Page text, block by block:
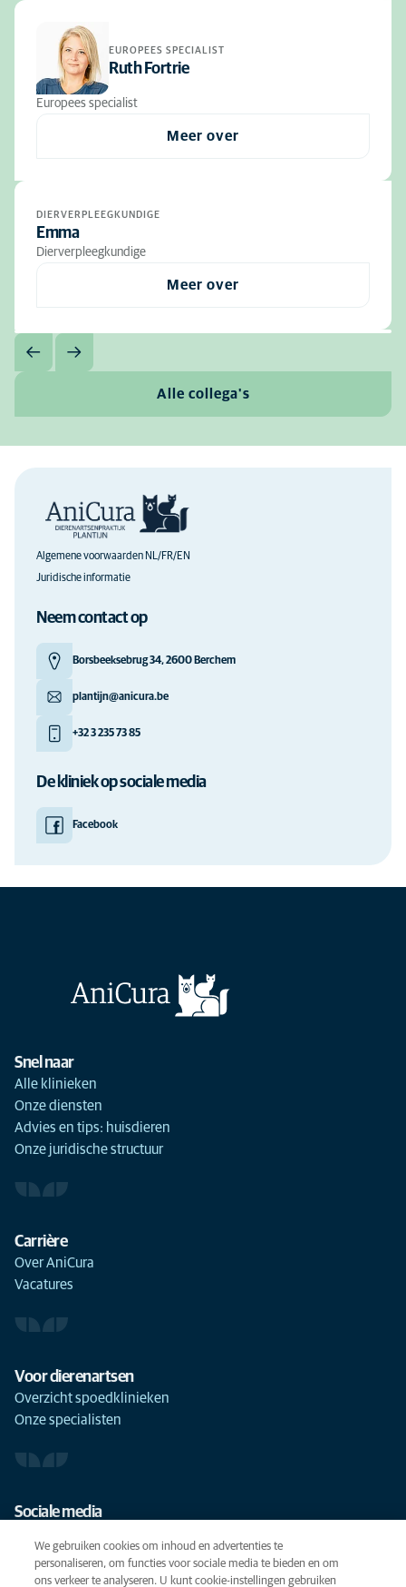
EUROPEES SPECIALIST
Ruth Fortrie
Europees specialist
Meer over
DIERVERPLEEGKUNDIGE
Emma
Dierverpleegkundige
Meer over
Alle collega's
Algemene voorwaarden NL/FR/EN
Juridische informatie
Neem contact op
Borsbeeksebrug 34, 2600 Berchem
plantijn@anicura.be
+32 3 235 73 85
De kliniek op sociale media
Facebook
Snel naar
Alle klinieken
Onze diensten
Advies en tips: huisdieren
Onze juridische structuur
Carrière
Over AniCura
Vacatures
Voor dierenartsen
Overzicht spoedklinieken
Onze specialisten
Sociale media
We gebruiken cookies om inhoud en advertenties te
personaliseren, om functies voor sociale media te bieden en om
ons verkeer te analyseren. U kunt cookie-instellingen gebruiken